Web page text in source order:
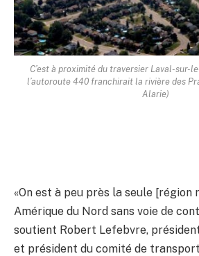
C’est à proximité du traversier Laval-sur-
l’autoroute 440 franchirait la rivière des
Alarie)
«On est à peu près la seule
Amérique du Nord sans voie de
soutient Robert Lefebvre,
et président du comité de